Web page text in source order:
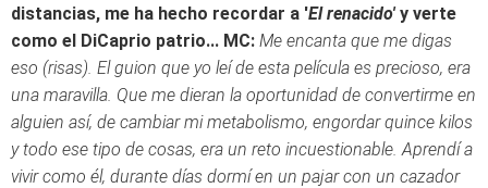
distancias, me ha hecho recordar a 'El renacido'y verte
como el DiCaprio patrio... MC: Me encanta que me digas
eso (risas). El guion que yo leí de esta película es precioso, era
una maravilla. Que me dieran la oportunidad de convertirme en
alguien así, de cambiar mi metabolismo, engordar quince kilos
y todo ese tipo de cosas, era un reto incuestionable. Aprendí a
vivir como él, durante días dormí en un pajar con un cazador